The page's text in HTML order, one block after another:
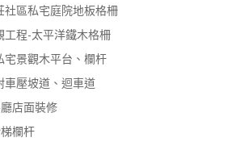
社區私宅庭院地板格柵
工程-太平洋鐵木格柵
宅景觀木平台、欄杆
車壓坡道、迴車道
店面裝修
欄杆